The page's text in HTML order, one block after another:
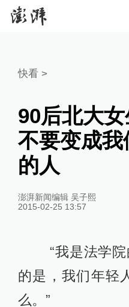
快看>
90后北大女
不要变成
的人
澎湃新闻编辑 吴子熙
2015-02-25 13:57
“我是法学院
的是，我们年轻
么。”